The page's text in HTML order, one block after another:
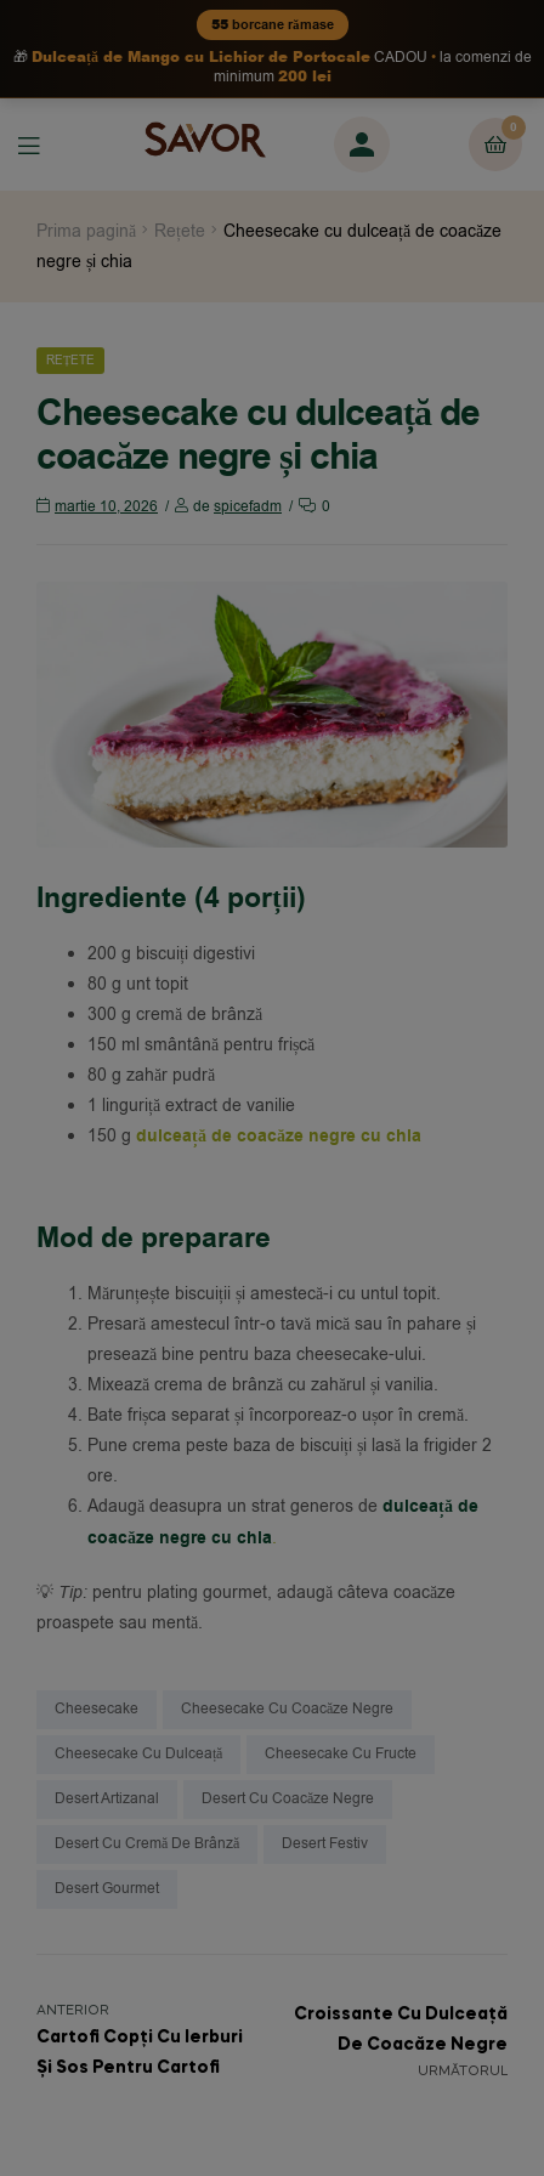
55borcane rămase
🎁 Dulceață de Mango cu Lichior de PortocaleCADOU
la comenzi de
minimum200 lei
0
Prima pagină Rețete
Cheesecake cu dulceață de coacăze
negre și chia
REȚETE
Cheesecake cu dulceață de
coacăze negre și chia
martie 10, 2026 de spicefadm 0
Ingrediente (4 porții)
200 g biscuiți digestivi
80 g unt topit
300 g cremă de brânză
150 ml smântână pentru frișcă
80 g zahăr pudră
1 linguriță extract de vanilie
150 g dulceață de coacăze negre cu chia
Mod de preparare
Mărunțește biscuiții și amestecă-i cu untul topit.
Presară amestecul într-o tavă mică sau în pahare și
presează bine pentru baza cheesecake-ului.
Mixează crema de brânză cu zahărul și vanilia.
Bate frișca separat și încorporeaz-o ușor în cremă.
Pune crema peste baza de biscuiți și lasă la frigider 2
ore.
Adaugă deasupra un strat generos de dulceață de
coacăze negre cu chia.
💡 Tip: pentru plating gourmet, adaugă câteva coacăze
proaspete sau mentă.
Cheesecake Cheesecake Cu Coacăze Negre
Cheesecake Cu Dulceață Cheesecake Cu Fructe
Desert Artizanal Desert Cu Coacăze Negre
Desert Cu Cremă De Brânză Desert Festiv
Desert Gourmet
ANTERIOR
Cartofi Copți Cu Ierburi
Și Sos Pentru Cartofi
URMĂTORUL
Croissante Cu Dulceață
De Coacăze Negre